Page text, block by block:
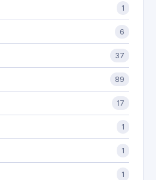
1
6
37
89
17
1
1
1